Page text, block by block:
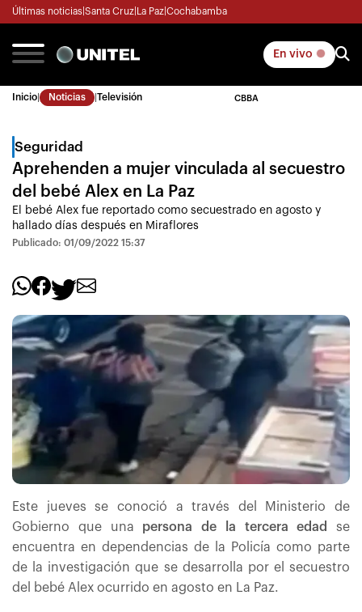
Últimas noticias Santa Cruz La Paz Cochabamba
En vivo
Inicio Noticias Televisión CBBA
Seguridad
Aprehenden a mujer vinculada al secuestro
del bebé Alex en La Paz
El bebé Alex fue reportado como secuestrado en agosto y
hallado días después en Miraflores
Publicado: 01/09/2022 15:37
Este jueves se conoció a través del Ministerio de
Gobierno que una persona de la tercera edad
se
encuentra en dependencias de la Policía como parte
de la investigación que se desarrolla por el secuestro
del bebé Alex ocurrido en agosto en La Paz.